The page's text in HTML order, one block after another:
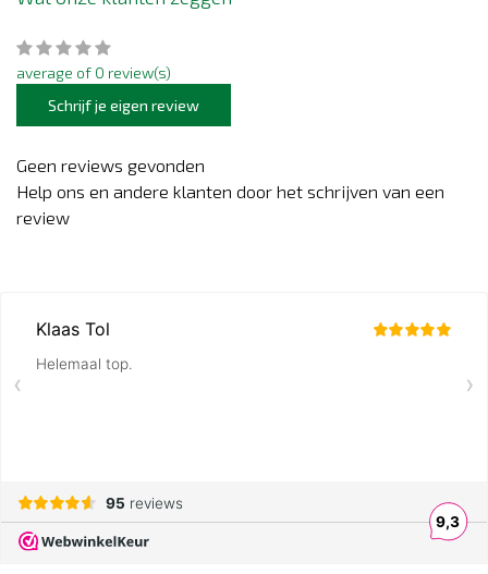
average of 0 review(s)
Schrijf je eigen review
Geen reviews gevonden
Help ons en andere klanten door het schrijven van een
review